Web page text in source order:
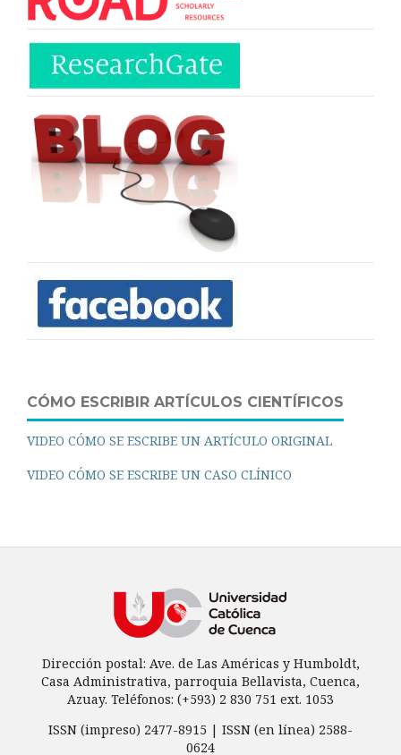
CÓMO ESCRIBIR ARTÍCULOS CIENTÍFICOS
VIDEO CÓMO SE ESCRIBE UN ARTÍCULO ORIGINAL
VIDEO CÓMO SE ESCRIBE UN CASO CLÍNICO
Dirección postal: Ave. de Las Américas y Humboldt,
Casa Administrativa, parroquia Bellavista, Cuenca,
Azuay. Teléfonos: (+593) 2 830 751 ext. 1053
ISSN (impreso) 2477-8915 | ISSN (en línea) 2588-
0624